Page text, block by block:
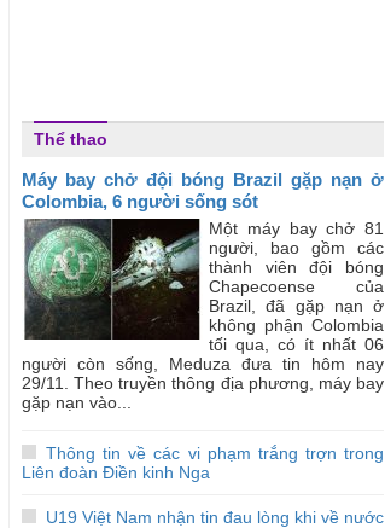
Thể thao
Máy bay chở đội bóng Brazil gặp nạn ở
Colombia, 6 người sống sót
Một máy bay chở 81
người, bao gồm các
thành viên đội bóng
Chapecoense của
Brazil, đã gặp nạn ở
không phận Colombia
tối qua, có ít nhất 06
người còn sống, Meduza đưa tin hôm nay
29/11. Theo truyền thông địa phương, máy bay
gặp nạn vào...
Thông tin về các vi phạm trắng trợn trong
Liên đoàn Điền kinh Nga
U19 Việt Nam nhận tin đau lòng khi về nước